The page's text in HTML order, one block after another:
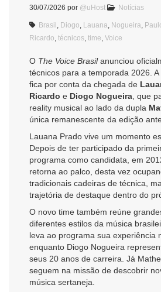
30/07/2026 por @uHost Notícias
Brasil Diogo Lauana Nogueira
Ricardo técnicos time Voice
O The Voice Brasilanunciou
técnicos para a temporada 2026.
fica por conta da chegada de
Ricardo e Diogo Nogueira , que
reality musical ao lado da dupla
única remanescente da edição
Lauana Prado vive um momento
Depois de ter participado da
programa como candidata, em
retorna ao palco, desta vez
tradicionais cadeiras de técnica,
trajetória de destaque dentro do
O novo time também reúne
diferentes estilos da música
leva ao programa sua experiência
enquanto Diogo Nogueira
seus 20 anos de carreira. Já
seguem na missão de descobrir
música sertaneja.